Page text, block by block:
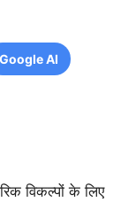
Google AI
विकल्पों के लिए